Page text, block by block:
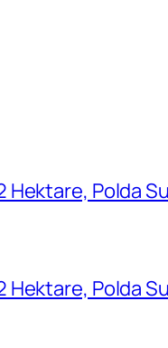
Hektare, Polda
Hektare, Polda